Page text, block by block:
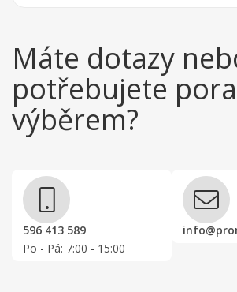
Máte dotazy
potřebujete
výběrem?
596 413 589
Po - Pá: 7:00 - 15:00